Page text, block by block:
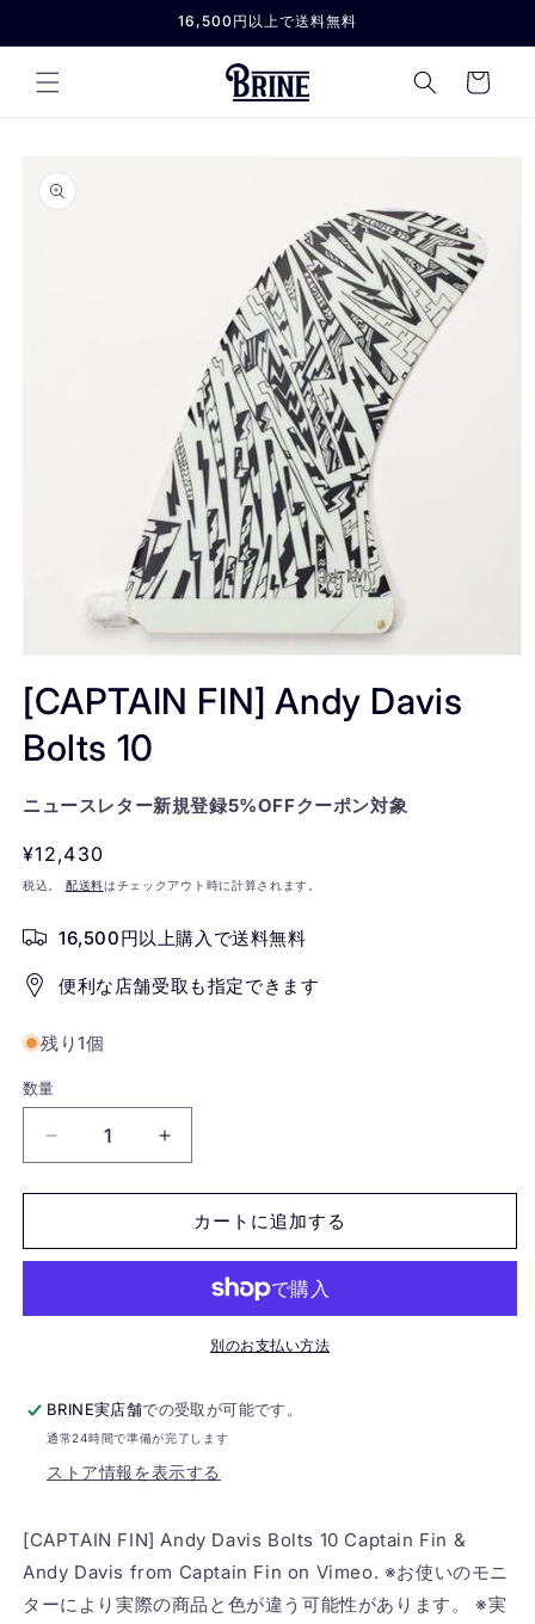
進む
16,500円以上で送料無料
カ
ー
報にス
キップ
ー
ダ
で
ィ
(1)
開
[CAPTAIN FIN] Andy Davis
Bolts 10
ニュースレター新規登録5%OFFクーポン対象
通
常
格
¥12,430
税込。 配送料はチェックアウト時に計算されます。
16,500円以上購入で送料無料
便利な店舗受取も指定できます
残り1個
数量
[CAPTAIN
FIN]
Andy
Bolts
減
ら
す
[CAPTAIN
FIN]
Andy
Davis
Bolts
増
や
す
カートに追加する
別のお支払い方法
BRINE実店舗での受取が可能です。
通常24時間で準備が完了します
ストア情報を表示する
[CAPTAIN FIN] Andy Davis Bolts 10 Captain Fin &
Andy Davis from Captain Fin on Vimeo. ※お使いのモニ
ターにより実際の商品と色が違う可能性があります。 ※実